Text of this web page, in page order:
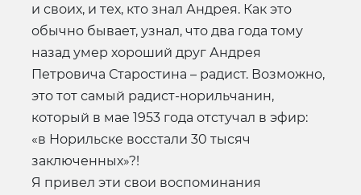
и своих, и тех, кто знал Андрея. Как это
обычно бывает, узнал, что два года тому
назад умер хороший друг Андрея
Петровича Старостина – радист. Возможно,
это тот самый радист-норильчанин,
который в мае 1953 года отстучал в эфир:
«в Норильске восстали 30 тысяч
заключенных»?!
Я привел эти свои воспоминания